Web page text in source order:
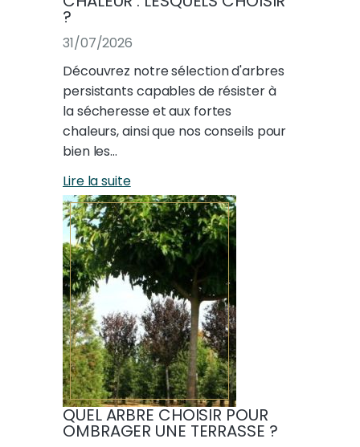
?
31/07/2026
Découvrez notre sélection d'arbres
persistants capables de résister à
la sécheresse et aux fortes
chaleurs, ainsi que nos conseils pour
bien les…
Lire la suite
QUEL ARBRE CHOISIR POUR
OMBRAGER UNE TERRASSE ?